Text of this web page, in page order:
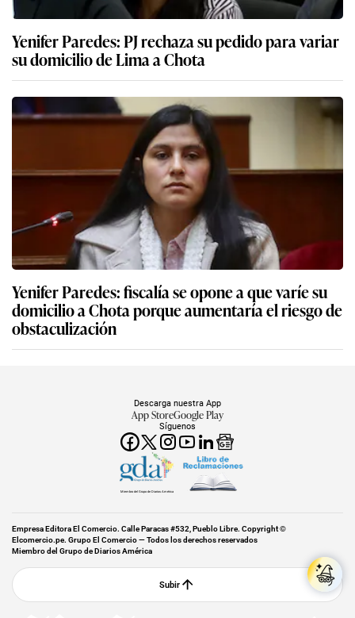
Yenifer Paredes: PJ rechaza su pedido para variar
su domicilio de Lima a Chota
Yenifer Paredes: fiscalía se opone a que varíe su
domicilio a Chota porque aumentaría el riesgo de
obstaculización
Síguenos
Descarga nuestra App
App StoreGoogle Play
Miembro del Grupo de Diarios América
Empresa Editora El Comercio. Calle Paracas #532, Pueblo Libre. Copyright ©
Elcomercio.pe. Grupo El Comercio — Todos los derechos reservados
Miembro del Grupo de Diarios América
Subir